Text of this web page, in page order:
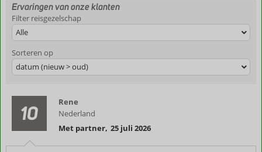
Ervaringen van onze klanten
Filter reisgezelschap
Alle
Sorteren op
datum (nieuw > oud)
10
Rene
Nederland
Met partner, 25 juli 2026